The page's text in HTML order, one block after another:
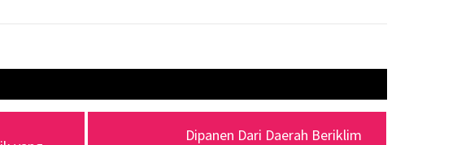
Next
Dipanen Dari Daerah Beriklim